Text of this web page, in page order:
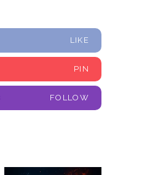
LIKE
PIN
FOLLOW